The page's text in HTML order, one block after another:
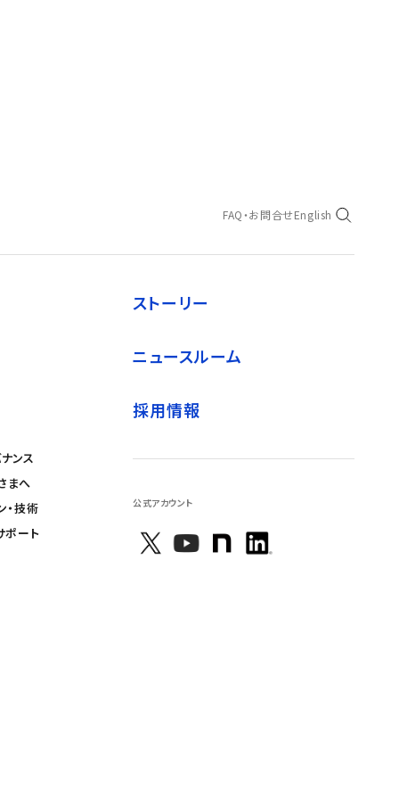
FAQ・お問合せEnglish
ンス
まへ
・技術
ポート
ストーリー
ニュースルーム
採用情報
公式アカウント